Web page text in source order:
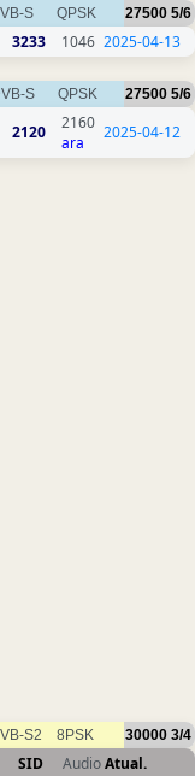
S QPSK 27500 5/6
3233 1046 2025-04-13
S QPSK 27500 5/6
2120
2160
ara
2025-04-12
S2 8PSK 30000 3/4
SID AudioAtual.